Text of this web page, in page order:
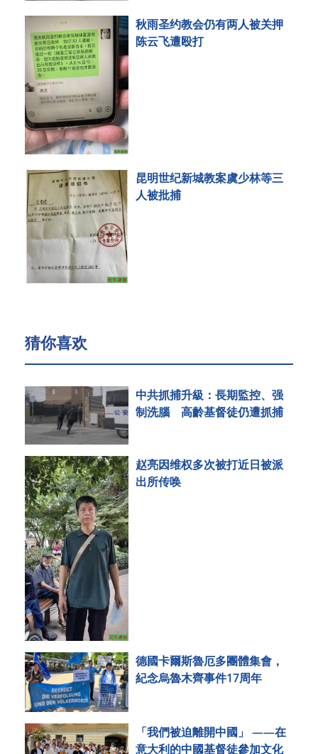
秋雨圣约教会仍有两人被关押
陈云飞遭殴打
昆明世纪新城教案虞少林等三
人被批捕
猜你喜欢
中共抓捕升級：長期監控、强
制洗腦 高齡基督徒仍遭抓捕
赵亮因维权多次被打近日被派
出所传唤
德國卡爾斯魯厄多團體集會，
紀念烏魯木齊事件17周年
「我們被迫離開中國」 ——在
意大利的中國基督徒參加文化